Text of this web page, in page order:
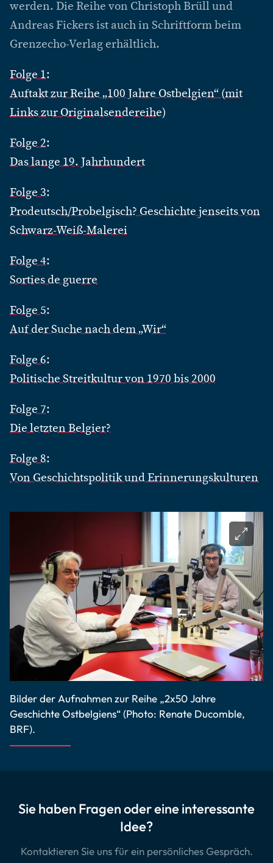
werden. Die Reihe von Christoph Brüll und
Andreas Fickers ist auch in Schriftform beim
Grenzecho-Verlag erhältlich.
Folge 1:
Auftakt zur Reihe „100 Jahre Ostbelgien“ (mit
Links zur Originalsendereihe)
Folge 2:
Das lange 19. Jahrhundert
Folge 3:
Prodeutsch/Probelgisch? Geschichte jenseits von
Schwarz-Weiß-Malerei
Folge 4:
Sorties de guerre
Folge 5:
Auf der Suche nach dem „Wir“
Folge 6:
Politische Streitkultur von 1970 bis 2000
Folge 7:
Die letzten Belgier?
Folge 8:
Von Geschichtspolitik und Erinnerungskulturen
Bilder der Aufnahmen zur Reihe „2x50 Jahre
Geschichte Ostbelgiens“ (Photo: Renate Ducomble,
BRF).
Sie haben Fragen oder eine interessante
Idee?
Kontaktieren Sie uns für ein persönliches Gespräch.